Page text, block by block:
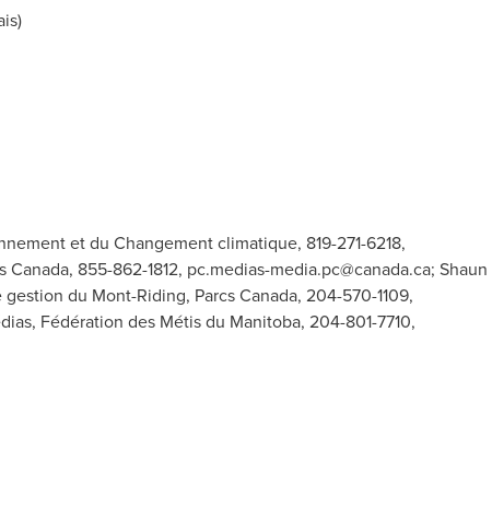
et du Changement climatique, 819-271-6218,
855-862-1812, pc.medias-media.pc@canada.ca; Shaun
du Mont-Riding, Parcs Canada, 204-570-1109,
Fédération des Métis du Manitoba, 204-801-7710,